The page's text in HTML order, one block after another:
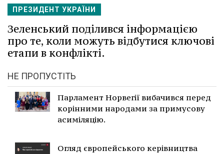
ПРЕЗИДЕНТ УКРАЇНИ
Зеленський поділився інформацією
про те, коли можуть відбутися ключові
етапи в конфлікті.
НЕ ПРОПУСТІТЬ
Парламент Норвегії вибачився перед
корінними народами за примусову
асиміляцію.
Огляд європейського керівництва